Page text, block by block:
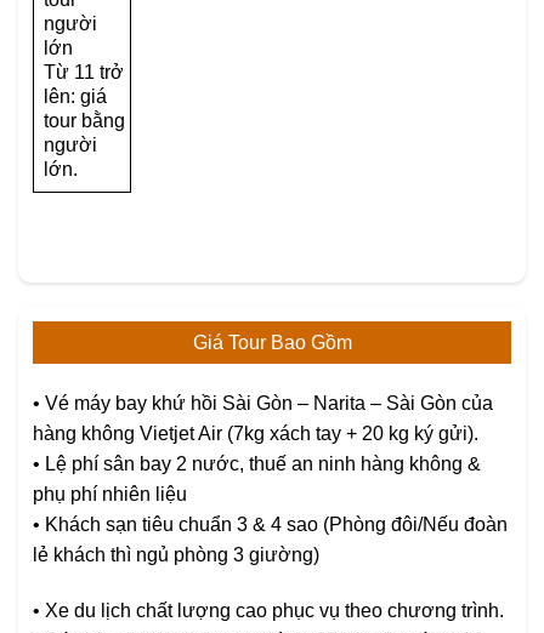
người
lớn
Từ 11 trở
lên: giá
tour bằng
người
lớn.
Giá Tour Bao Gồm
• Vé máy bay khứ hồi Sài Gòn – Narita – Sài Gòn của
hàng không Vietjet Air (7kg xách tay + 20 kg ký gửi).
• Lệ phí sân bay 2 nước, thuế an ninh hàng không &
phụ phí nhiên liệu
• Khách sạn tiêu chuẩn 3 & 4 sao (Phòng đôi/Nếu đoàn
lẻ khách thì ngủ phòng 3 giường)
• Xe du lịch chất lượng cao phục vụ theo chương trình.